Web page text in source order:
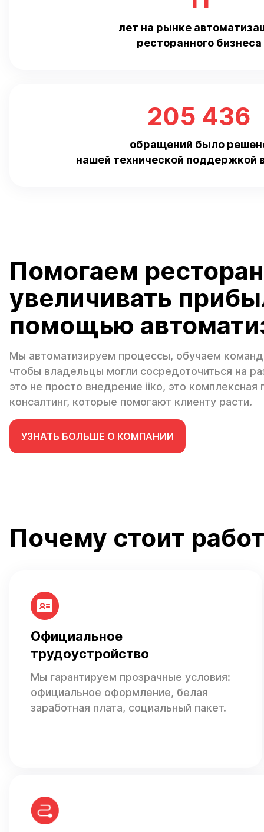
лет на рынке
ресторанного бизнеса
205 436
обращений было
нашей технической поддержкой
Помогаем
увеличивать
помощью
Мы автоматизируем процессы, обучаем
чтобы владельцы могли сосредоточиться на
это не просто внедрение iiko, это
консалтинг, которые помогают клиенту расти.
УЗНАТЬ БОЛЬШЕ О КОМПАНИИ
Почему стоит
Официальное
трудоустройство
Мы гарантируем прозрачные условия:
официальное оформление, белая
заработная плата, социальный пакет.